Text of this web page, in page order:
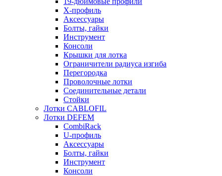
X-профиль
Аксессуары
Болты, гайки
Инструмент
Консоли
Крышки для лотка
Ограничители радиуса изгиба
Перегородка
Проволочные лотки
Соединительные детали
Стойки
Лотки CABLOFIL
Лотки DEFEM
CombiRack
U-профиль
Аксессуары
Болты, гайки
Инструмент
Консоли